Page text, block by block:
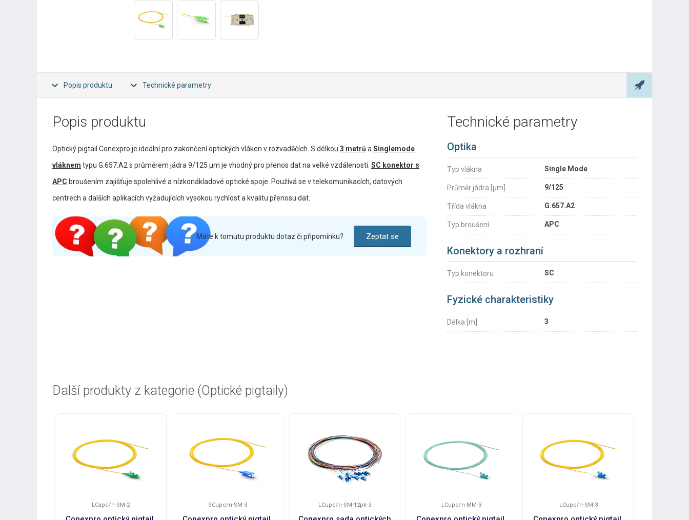
Popis produktu Technické parametry
Popis produktu
Optický pigtail Conexpro je ideální pro zakončení optických vláken v rozvaděčích. S délkou 3 metrů a Singlemode
vláknem typu G.657.A2 s průměrem jádra 9/125 µm je vhodný pro přenos dat na velké vzdálenosti. SC konektor s
APC broušením zajišťuje spolehlivé a nízkonákladové optické spoje. Používá se v telekomunikacích, datových
centrech a dalších aplikacích vyžadujících vysokou rychlost a kvalitu přenosu dat.
Máte k tomutu produktu dotaz či připomínku? Zeptat se
Technické parametry
Optika
Typ vlákna Single Mode
Průměr jádra [µm] 9/125
Třída vlákna G.657.A2
Typ broušení APC
Konektory a rozhraní
Typ konektoru SC
Fyzické charakteristiky
Délka [m] 3
Další produkty z kategorie (Optické pigtaily)
LCapc/n-SM-2 SCupc/n-SM-3 LCupc/n-SM-12pk-3 LCupc/n-MM-3 LCupc/n-SM-3